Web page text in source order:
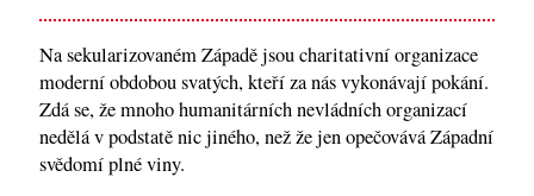
Na sekularizovaném Západě jsou charitativní organizace
moderní obdobou svatých, kteří za nás vykonávají pokání.
Zdá se, že mnoho humanitárních nevládních organizací
nedělá v podstatě nic jiného, než že jen opečovává Západní
svědomí plné viny.